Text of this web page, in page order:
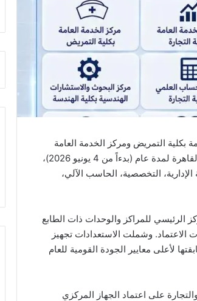
التمريض ومركز الخدمة العامة
بكلية التجارة على الاعتماد الرسمي من الجهاز المركزي للتنظيم والإدارة بالقاهرة لمدة عام (بدءاً من 4 يونيو 2026)،
الإدارية، التخصصية، الحاسب الآلي،
الرئيسي للمراكز والوحدات ذات الطابع
الاعتماد. وشملت الاستعدادات تجهيز
لأعلى معايير الجودة القومية للعام
على اعتماد الجهاز المركزي